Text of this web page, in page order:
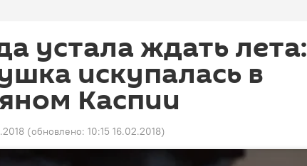
устала ждать лета:
искупалась в
Каспии
(обновлено: 10:15 16.02.2018)